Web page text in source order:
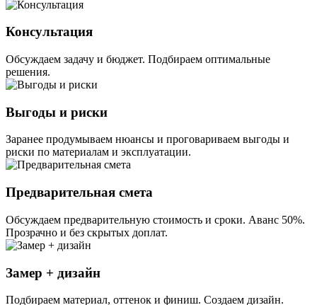
Консультация
Обсуждаем задачу и бюджет. Подбираем оптимальные
решения.
Выгоды и риски
Заранее продумываем нюансы и проговариваем выгоды и
риски по материалам и эксплуатации.
Предварительная смета
Обсуждаем предварительную стоимость и сроки. Аванс 50%.
Прозрачно и без скрытых доплат.
Замер + дизайн
Подбираем материал, оттенок и финиш. Создаем дизайн.